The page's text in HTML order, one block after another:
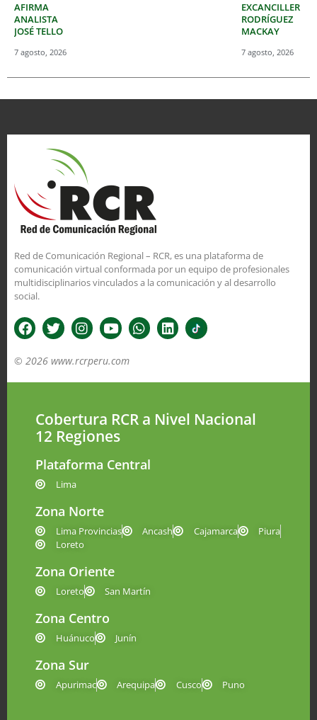
AFIRMA
ANALISTA
JOSÉ TELLO
7 agosto, 2026
EXCANCILLER
RODRÍGUEZ
MACKAY
7 agosto, 2026
Red de Comunicación Regional – RCR, es una plataforma de
comunicación virtual conformada por un equipo de profesionales
multidisciplinarios vinculados a la comunicación y al desarrollo
social.
© 2026 www.rcrperu.com
Cobertura RCR a Nivel Nacional
12 Regiones
Plataforma Central
Lima
Zona Norte
Lima Provincias Ancash Cajamarca
Piura
Loreto
Zona Oriente
Loreto San Martín
Zona Centro
Huánuco Junín
Zona Sur
Apurimac Arequipa Cusco Puno